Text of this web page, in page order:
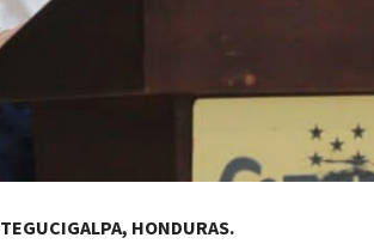
TEGUCIGALPA, HONDURAS.